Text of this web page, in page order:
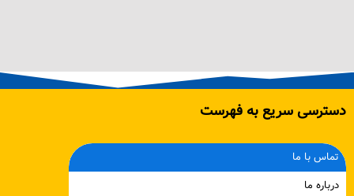
دسترسی سریع به فهرست
تماس با ما
درباره ما